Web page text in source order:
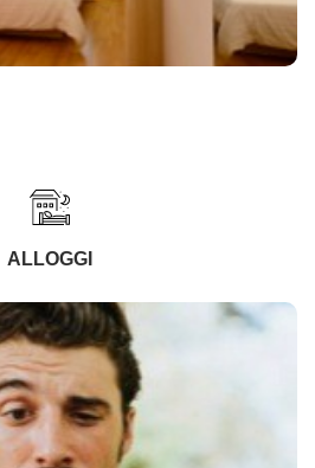
ALLOGGI